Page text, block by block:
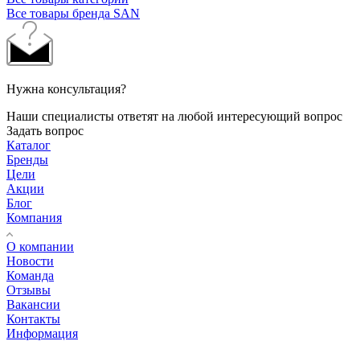
Все товары бренда SAN
Нужна консультация?
Наши специалисты ответят на любой интересующий вопрос
Задать вопрос
Каталог
Бренды
Цели
Акции
Блог
Компания
О компании
Новости
Команда
Отзывы
Вакансии
Контакты
Информация